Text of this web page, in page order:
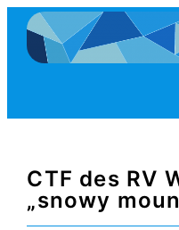
Zum
Inhalt
springen
CTF des RV
„snowy